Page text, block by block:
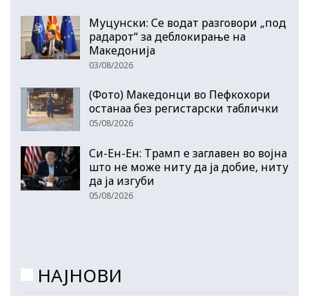
Муцунски: Се водат разговори „под
радарот“ за деблокирање на
Македонија
03/08/2026
(Фото) Македонци во Пефкохори
останаа без регистарски таблички
05/08/2026
Си-Ен-Ен: Трамп е заглавен во војна
што не може ниту да ја добие, ниту
да ја изгуби
05/08/2026
НАЈНОВИ